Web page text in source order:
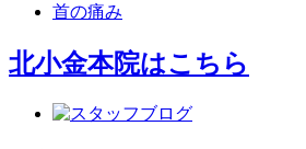
首の痛み
北小金本院はこちら